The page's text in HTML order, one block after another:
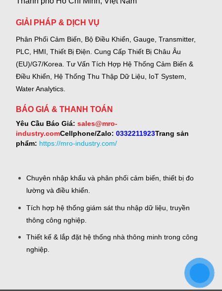
GIẢI PHÁP & DỊCH VỤ
Phân Phối Cảm Biến, Bộ Điều Khiển, Gauge, Transmitter,
PLC, HMI, Thiết Bị Điện. Cung Cấp Thiết Bị Châu Âu
(EU)/G7/Korea. Tư Vấn Tích Hợp Hệ Thống Cảm Biến &
Điều Khiển, Hệ Thống Thu Thập Dữ Liệu, IoT System,
Water Analytics.
BÁO GIÁ & THANH TOÁN
Yêu Cầu Báo Giá: sales@mro-
industry.comCellphone/Zalo: 0332211923Trang sản
phẩm: https://mro-industry.com/
Chuyên nhập khẩu và phân phối cảm biến, thiết bị đo
lường và điều khiển.
Tích hợp hệ thống giám sát thu nhập dữ liệu, truyền
thông công nghiệp.
Thiết kế & lắp đặt hệ thống nhà thông minh trong công
nghiệp.